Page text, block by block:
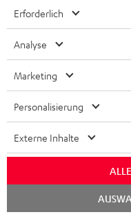
„… Edler WLAN-
Erforderlich
Analyse
Marketing
Personalisierung
Externe Inhalte